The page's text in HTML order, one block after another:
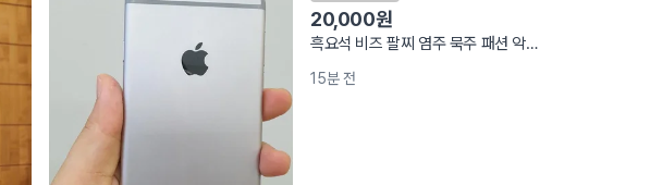
20,000원
흑요석 비즈 팔찌 염주 묵주 패션 악세사리
15분 전